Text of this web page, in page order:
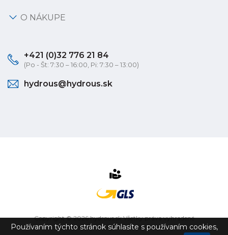
O NÁKUPE
+421 (0)32 776 21 84
(Po - Št: 7:30 – 16:00, Pi: 7:30 – 13:00)
hydrous@hydrous.sk
Copyright © 2026 hydrous.sk Všetky práva vyhradené
eshop na mieruvytvorilovibration.sk
Používaním týchto stránok súhlasíte s používaním cookies,